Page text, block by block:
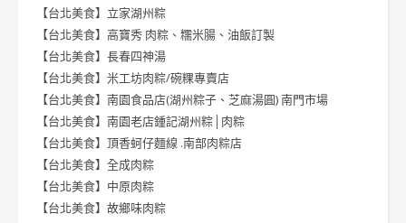
【台北美食】立家湖州粽
【台北美食】高寶秀 肉粽、糯米腸、油飯訂製
【台北美食】長春四神湯
【台北美食】米工坊肉粽/碗粿專賣店
【台北美食】南園食品店(湖州粽子、芝麻湯圓) 南門市場
【台北美食】南園老店鍾記湖州粽│肉粽
【台北美食】頂香蚵仔麵線 .南部肉粽店
【台北美食】全成肉粽
【台北美食】中原肉粽
【台北美食】故鄉味肉粽